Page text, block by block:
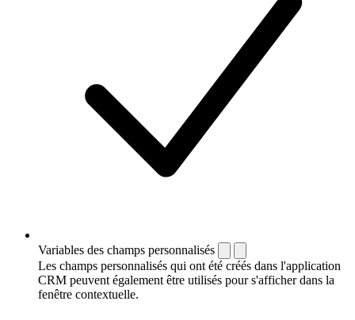
Variables des champs personnalisés
Les champs personnalisés qui ont été créés dans l'application
CRM peuvent également être utilisés pour s'afficher dans la
fenêtre contextuelle.